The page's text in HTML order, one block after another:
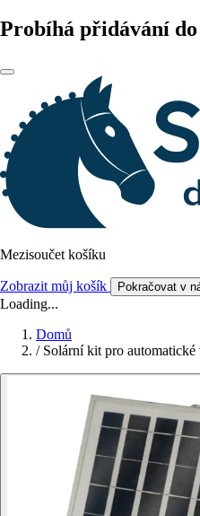
Probíhá přidávání
Mezisoučet košíku
Zobrazit můj košík Pokračovat v
Loading...
Domů
/ Solární kit pro